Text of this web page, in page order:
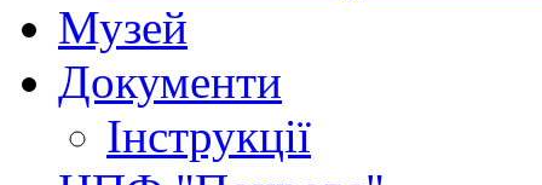
Музей
Документи
Інструкції